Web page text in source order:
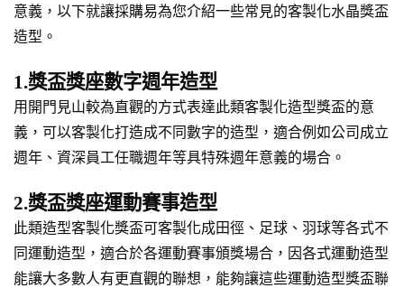
意義，以下就讓採購易為您介紹一些常見的客製化水晶獎盃
造型。
1.獎盃獎座數字週年造型
用開門見山較為直觀的方式表達此類客製化造型獎盃的意
義，可以客製化打造成不同數字的造型，適合例如公司成立
週年、資深員工任職週年等具特殊週年意義的場合。
2.獎盃獎座運動賽事造型
此類造型客製化獎盃可客製化成田徑、足球、羽球等各式不
同運動造型，適合於各運動賽事頒獎場合，因各式運動造型
能讓大多數人有更直觀的聯想，能夠讓這些運動造型獎盃聯